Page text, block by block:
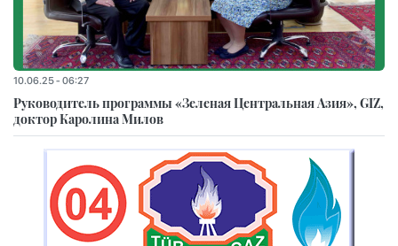
10.06.25 - 06:27
Руководитель программы «Зеленая Центральная Азия», GIZ,
доктор Каролина Милов